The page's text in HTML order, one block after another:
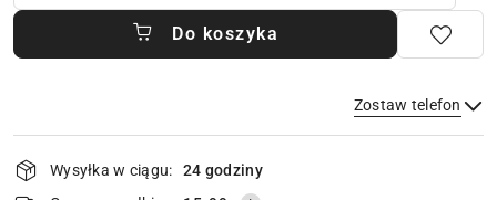
Do koszyka
Zostaw telefon
Dostępność
i
Wysyłka w ciągu:
24 godziny